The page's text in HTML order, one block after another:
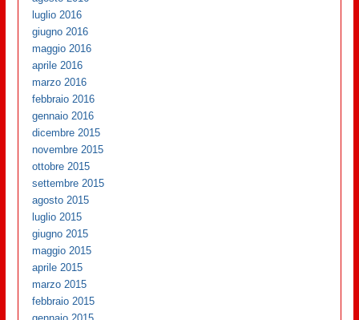
luglio 2016
giugno 2016
maggio 2016
aprile 2016
marzo 2016
febbraio 2016
gennaio 2016
dicembre 2015
novembre 2015
ottobre 2015
settembre 2015
agosto 2015
luglio 2015
giugno 2015
maggio 2015
aprile 2015
marzo 2015
febbraio 2015